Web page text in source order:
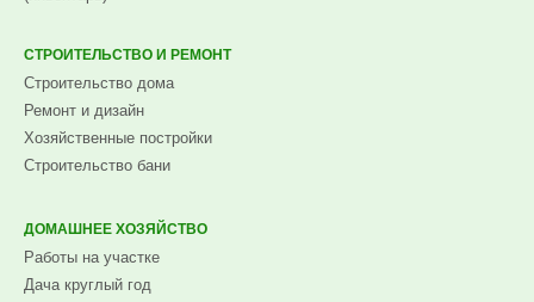
СТРОИТЕЛЬСТВО И РЕМОНТ
Строительство дома
Ремонт и дизайн
Хозяйственные постройки
Строительство бани
ДОМАШНЕЕ ХОЗЯЙСТВО
Работы на участке
Дача круглый год